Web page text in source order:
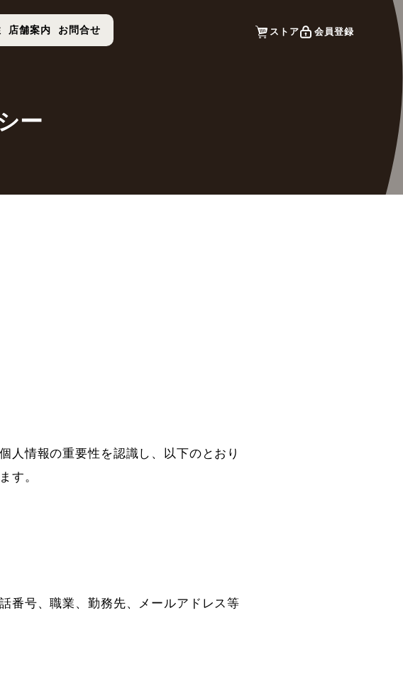
店舗案内 お問合せ ストア 会員登録
｜TOP
ー
人情報の重要性を認識し、以下のとおり
す。
番号、職業、勤務先、メールアドレス等